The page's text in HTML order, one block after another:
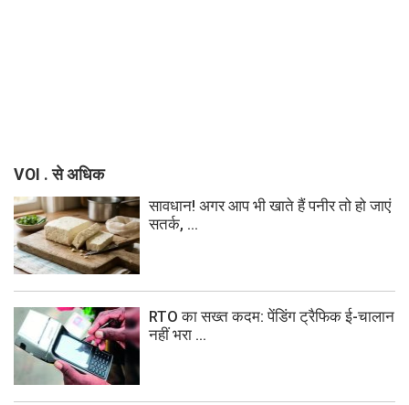
VOI . से अधिक
सावधान! अगर आप भी खाते हैं पनीर तो हो जाएं
सतर्क, ...
RTO का सख्त कदम: पेंडिंग ट्रैफिक ई-चालान
नहीं भरा ...